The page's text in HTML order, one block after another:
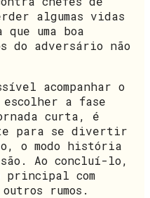
algumas vidas
uma boa
do adversário não
acompanhar o
a fase
curta, é
para se divertir
o modo história
Ao concluí-lo,
principal com
rumos.